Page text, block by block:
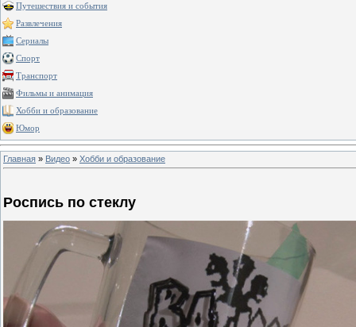
Путешествия и события
Развлечения
Сериалы
Спорт
Транспорт
Фильмы и анимация
Хобби и образование
Юмор
Главная » Видео » Хобби и образование
Роспись по стеклу